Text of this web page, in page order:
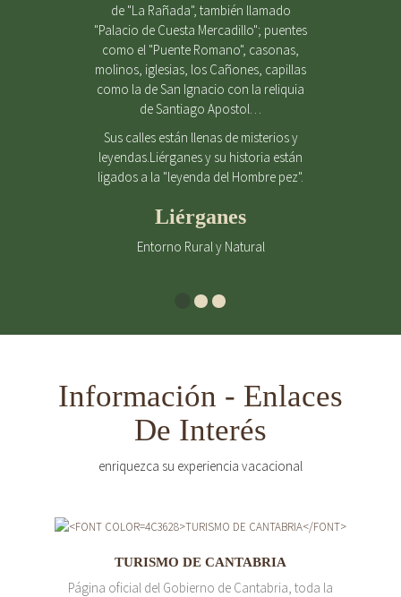
de "La Rañada", también llamado
"Palacio de Cuesta Mercadillo"; puentes
como el "Puente Romano", casonas,
molinos, iglesias, los Cañones, capillas
como la de San Ignacio con la reliquia
de Santiago Apostol…
Sus calles están llenas de misterios y
leyendas.Liérganes y su historia están
ligados a la "leyenda del Hombre pez".
Liérganes
Entorno Rural y Natural
Información - Enlaces
De Interés
enriquezca su experiencia vacacional
TURISMO DE CANTABRIA
Página oficial del Gobierno de Cantabria, toda la